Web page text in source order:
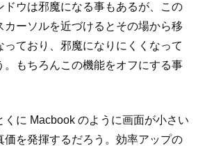
ドウは邪魔になる事もあるが、この
カーソルを近づけるとその場から移
ており、邪魔になりにくくなって
。もちろんこの機能をオフにする事
くに Macbook のように画面が小さい
価を発揮するだろう。効率アップの